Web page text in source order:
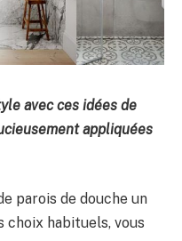
avec ces idées de
appliquées
parois de douche un
choix habituels, vous